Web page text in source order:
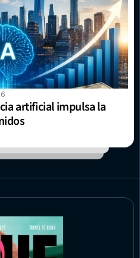
artificial impulsa la